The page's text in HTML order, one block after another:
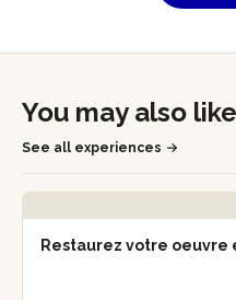
You may also
See all experiences
Restaurez votre oeuvre